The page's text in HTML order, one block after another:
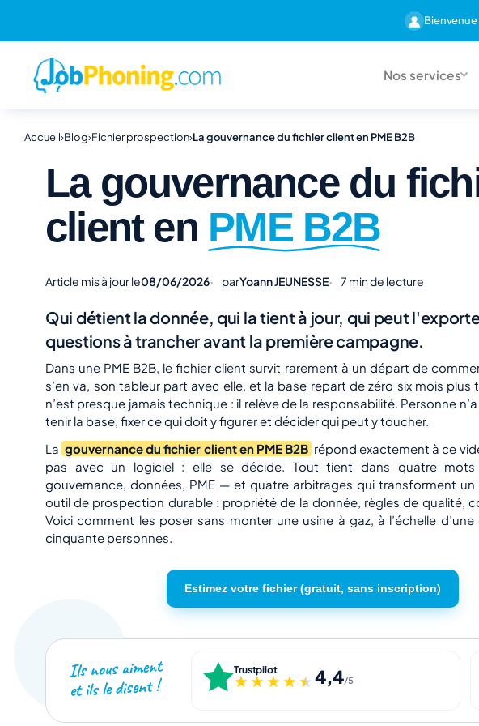
Bienvenue
Nos services
Accueil›Blog›Fichier prospection›La gouvernance du fichier client en PME B2B
La gouvernance du
client en PME B2B
Article mis à jour le08/06/2026 parYoann JEUNESSE 7 min de lecture
Qui détient la donnée, qui la tient à jour, qui peut
questions à trancher avant la première campagne.
Dans une PME B2B, le fichier client survit rarement à un départ de
s’en va, son tableur part avec elle, et la base repart de zéro six mois plus
n’est presque jamais technique : il relève de la responsabilité. Personne
tenir la base, fixer ce qui doit y figurer et décider qui peut y toucher.
La gouvernance du fichier client en PME B2B répond exactement à ce
pas avec un logiciel : elle se décide. Tout tient dans quatre
gouvernance, données, PME — et quatre arbitrages qui transforment un
outil de prospection durable : propriété de la donnée, règles de qualité,
Voici comment les poser sans monter une usine à gaz, à l’échelle
cinquante personnes.
Estimez votre fichier (gratuit, sans inscription)
Ils nous aiment
et ils le disent !
Trustpilot
★★★★★
★★★★★ 4,4/5